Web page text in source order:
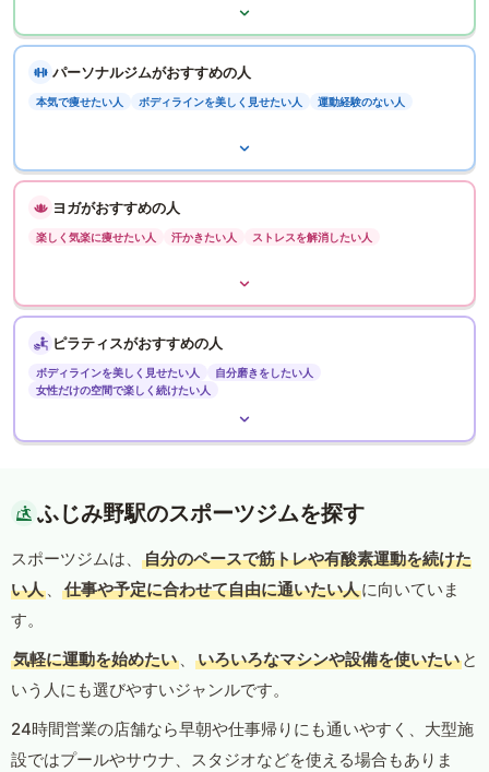
パーソナルジムがおすすめの人
本気で痩せたい人 ボディラインを美しく見せたい人 運動経験のない人
ヨガがおすすめの人
楽しく気楽に痩せたい人 汗かきたい人 ストレスを解消したい人
ピラティスがおすすめの人
ボディラインを美しく見せたい人
自分磨きをしたい人
女性だけの空間で楽しく続けたい人
ふじみ野駅のスポーツジムを探す
スポーツジムは、
自分のペースで筋トレや有酸素運動を続けた
い人 、 仕事や予定に合わせて自由に通いたい人に向いていま
す。
気軽に運動を始めたい 、 いろいろなマシンや設備を使いたい と
いう人にも選びやすいジャンルです。
24時間営業の店舗なら早朝や仕事帰りにも通いやすく、大型施
設ではプールやサウナ、スタジオなどを使える場合もありま